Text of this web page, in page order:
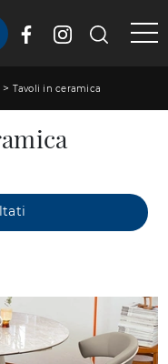
> Tavoli in ceramica